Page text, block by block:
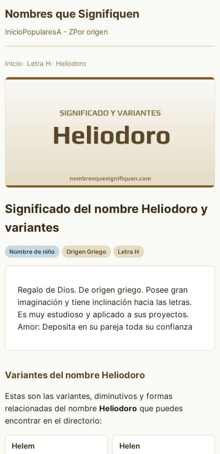
Nombres que Signifiquen
InicioPopularesA - ZPor origen
Inicio Letra H Heliodoro
Significado del nombre Heliodoro y
variantes
Nombre de niño Origen Griego Letra H
Regalo de Dios. De origen griego. Posee gran
imaginación y tiene inclinación hacia las letras.
Es muy estudioso y aplicado a sus proyectos.
Amor: Deposita en su pareja toda su confianza
Variantes del nombre Heliodoro
Estas son las variantes, diminutivos y formas
relacionadas del nombre Heliodoroque puedes
encontrar en el directorio:
Helem Helen